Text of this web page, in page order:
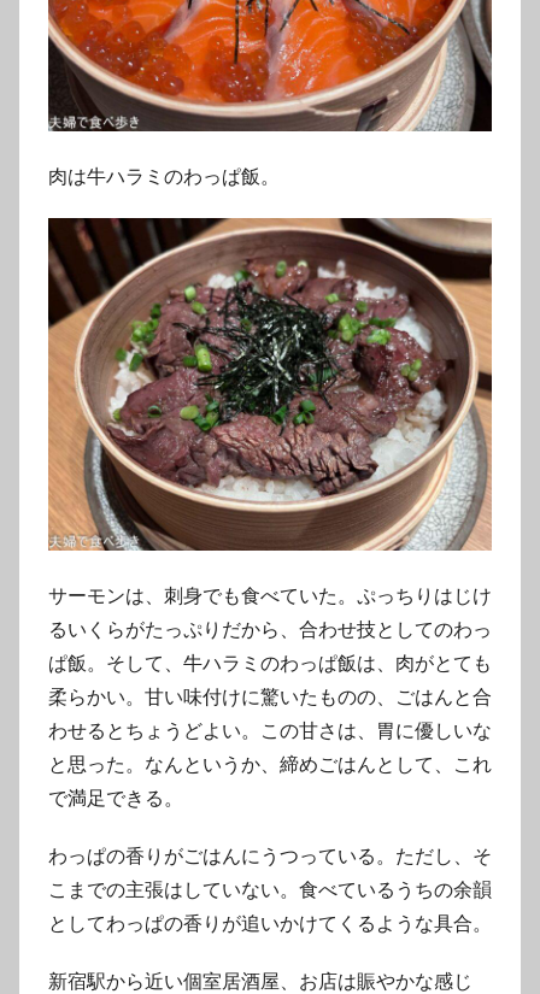
肉は牛ハラミのわっぱ飯。
サーモンは、刺身でも食べていた。ぷっちりはじけ
るいくらがたっぷりだから、合わせ技としてのわっ
ぱ飯。そして、牛ハラミのわっぱ飯は、肉がとても
柔らかい。甘い味付けに驚いたものの、ごはんと合
わせるとちょうどよい。この甘さは、胃に優しいな
と思った。なんというか、締めごはんとして、これ
で満足できる。
わっぱの香りがごはんにうつっている。ただし、そ
こまでの主張はしていない。食べているうちの余韻
としてわっぱの香りが追いかけてくるような具合。
新宿駅から近い個室居酒屋、お店は賑やかな感じ